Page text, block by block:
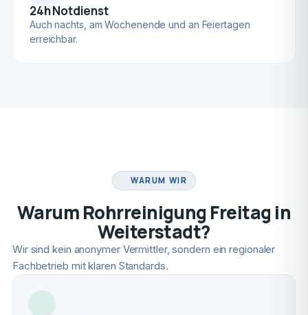
24h Notdienst
Auch nachts, am Wochenende und an Feiertagen
erreichbar.
WARUM WIR
Warum Rohrreinigung Freitag in
Weiterstadt?
Wir sind kein anonymer Vermittler, sondern ein regionaler
Fachbetrieb mit klaren Standards.